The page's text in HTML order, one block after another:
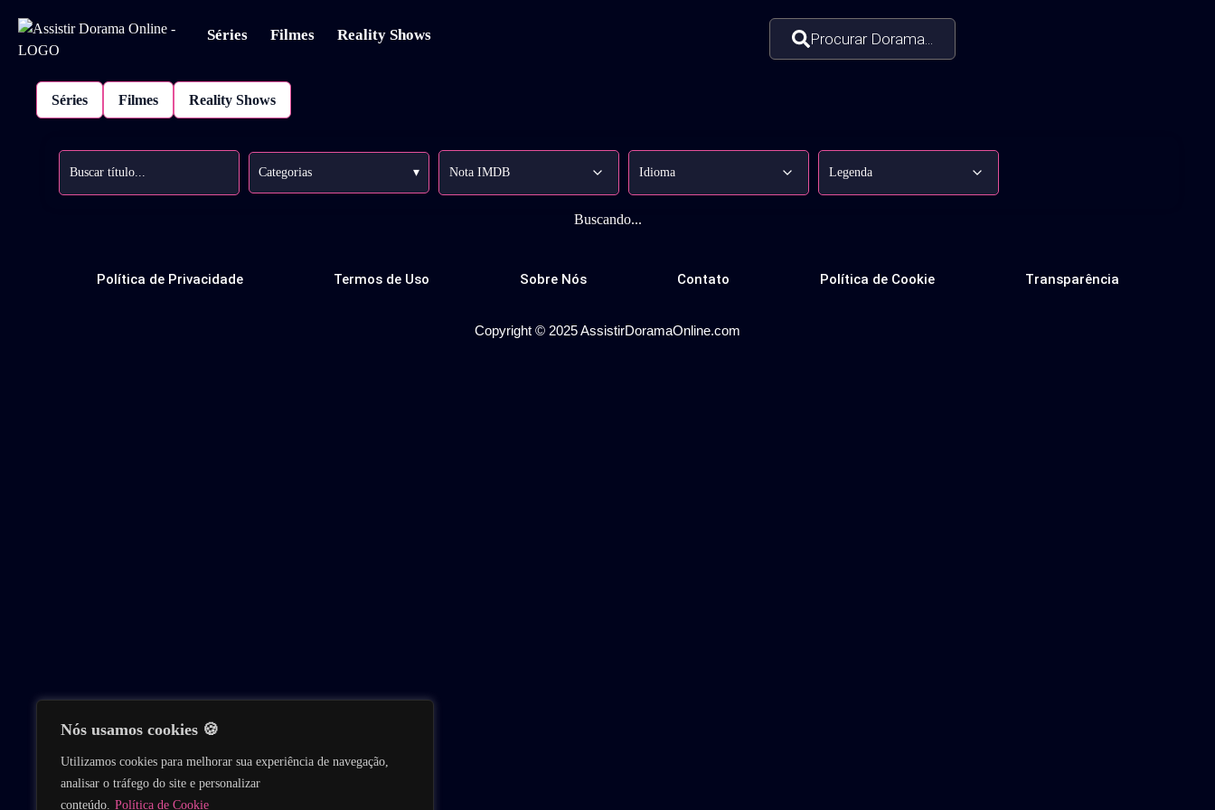
Nós usamos cookies 🍪
Utilizamos cookies para melhorar sua experiência de navegação,
analisar o tráfego do site e personalizar
conteúdo. Política de Cookie
Séries Filmes Reality Shows Procurar Dorama...
Séries Filmes Reality Shows
Categorias ▾
Buscando...
Política de Privacidade Termos de Uso Sobre Nós Contato Política de Cookie Transparência
Copyright © 2025 AssistirDoramaOnline.com